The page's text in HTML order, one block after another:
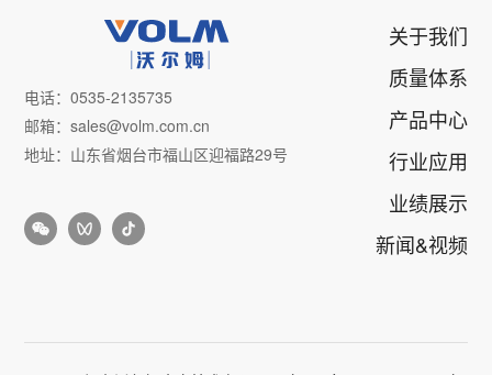
电话：0535-2135735
邮箱：sales@volm.com.cn
地址：山东省烟台市福山区迎福路29号
关于我们
质量体系
产品中心
行业应用
业绩展示
新闻&视频